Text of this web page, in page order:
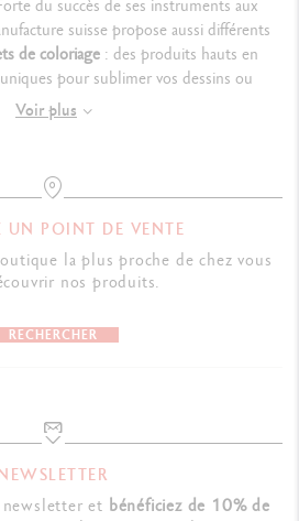
du succès de ses instruments aux
suisse propose aussi différents
de coloriage : des produits hauts en
pour sublimer vos dessins ou
de couleurs permanents
Caran d'Ache sont conçus en bois de
FSC™, comme les crayons issus de la
designers ou architectes. Le
un instrument de choix pour les
en recherche de qualité et de
Voir plus
UN POINT DE VENTE
la plus proche de chez vous
nos produits.
RECHERCHER
newsletter et bénéficiez de 10% de